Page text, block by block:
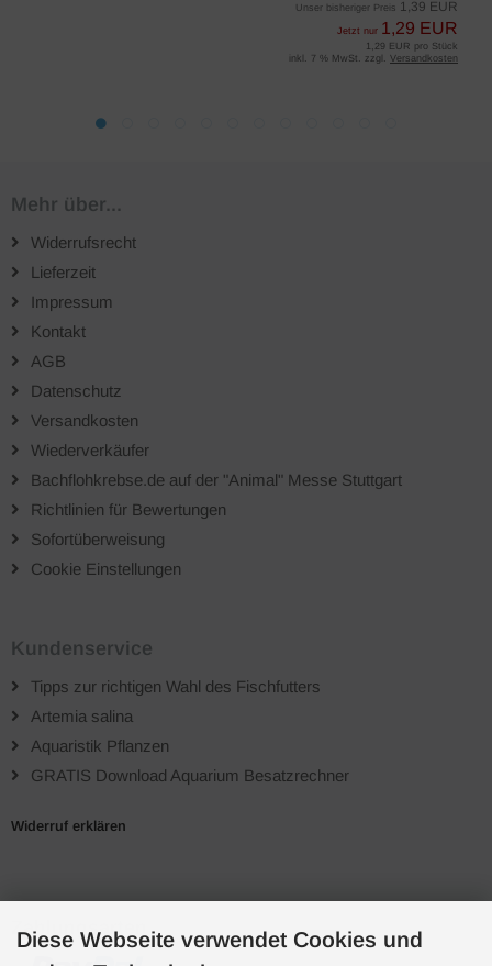
Unser bisheriger Preis 1,39 EUR
Jetzt nur 1,29 EUR
1,29 EUR pro Stück
inkl. 7 % MwSt. zzgl. Versandkosten
Mehr über...
Widerrufsrecht
Lieferzeit
Impressum
Kontakt
AGB
Datenschutz
Versandkosten
Wiederverkäufer
Bachflohkrebse.de auf der "Animal" Messe Stuttgart
Richtlinien für Bewertungen
Sofortüberweisung
Cookie Einstellungen
Kundenservice
Tipps zur richtigen Wahl des Fischfutters
Artemia salina
Aquaristik Pflanzen
GRATIS Download Aquarium Besatzrechner
Widerruf erklären
Zahlungsarten
Diese Webseite verwendet Cookies und